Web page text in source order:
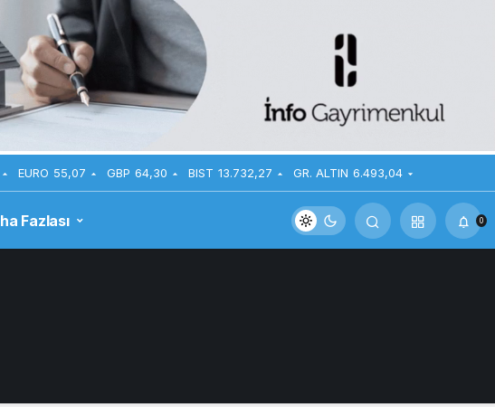
EURO 55,07 GBP 64,30 BIST 13.732,27 GR. ALTIN 6.493,04
Fazlası 0